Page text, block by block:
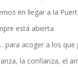
en llegar a la
está abierta
para acoger a los que
la confianza, el